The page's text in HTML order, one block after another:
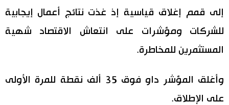
لايف ستايل
طوكيو
إلى قمم إغلاق قياسية إذ غذت نتائج أعمال إيجابية
للشركات ومؤشرات على انتعاش الاقتصاد شهية
المستثمرين للمخاطرة.
وأغلق المؤشر داو فوق 35 ألف نقطة للمرة الأولى
على الإطلاق.